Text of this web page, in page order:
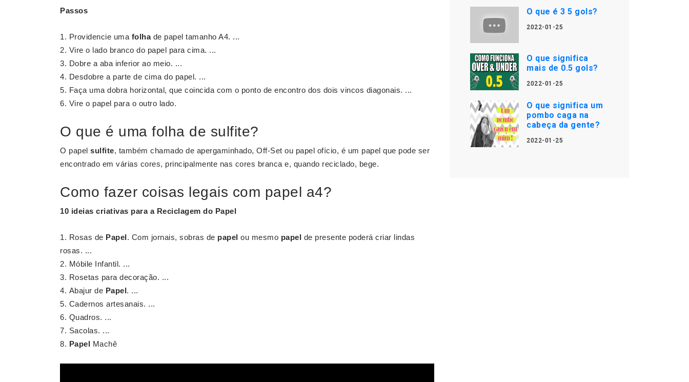
Passos
Providencie uma folhade papel tamanho A4. ...
Vire o lado branco do papel para cima. ...
Dobre a aba inferior ao meio. ...
Desdobre a parte de cima do papel. ...
Faça uma dobra horizontal, que coincida com o ponto de encontro dos dois vincos diagonais. ...
Vire o papel para o outro lado.
O que é uma folha de sulfite?
O papel sulfite, também chamado de apergaminhado, Off-Set ou papel ofício, é um papel que pode ser
encontrado em várias cores, principalmente nas cores branca e, quando reciclado, bege.
Como fazer coisas legais com papel a4?
10 ideias criativas para a Reciclagem do Papel
Rosas de Papel. Com jornais, sobras de papel ou mesmo papel de presente poderá criar lindas
rosas. ...
Móbile Infantil. ...
Rosetas para decoração. ...
Abajur de Papel. ...
Cadernos artesanais. ...
Quadros. ...
Sacolas. ...
Papel Machê
O que é 3 5 gols?
2022-01-25
O que significa
mais de 0.5 gols?
2022-01-25
O que significa um
pombo caga na
cabeça da gente?
2022-01-25